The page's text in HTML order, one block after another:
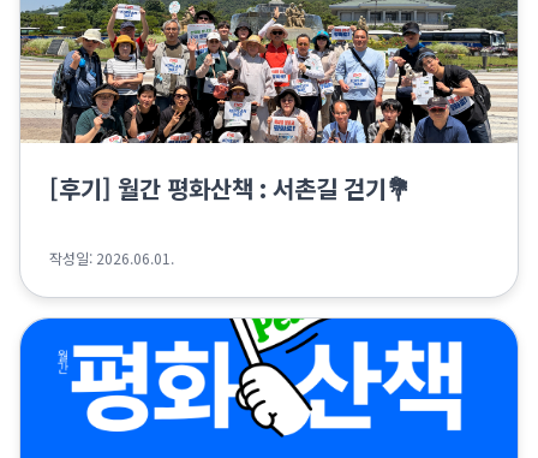
[후기] 월간 평화산책 : 서촌길 걷기💐
작성일: 2026.06.01.